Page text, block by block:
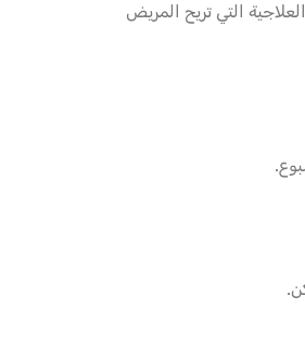
التي تريح المريض